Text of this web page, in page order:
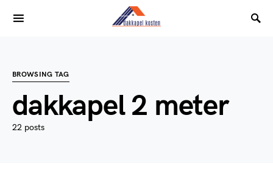
BROWSING TAG
dakkapel 2 meter
22 posts